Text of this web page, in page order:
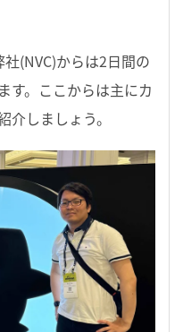
(NVC)からは2日間の
す。ここからは主にカ
しましょう。